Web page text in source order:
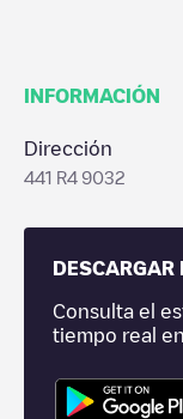
INFORMACIÓN
Dirección
441 R4 9032
DESCARGAR
Consulta el
tiempo real